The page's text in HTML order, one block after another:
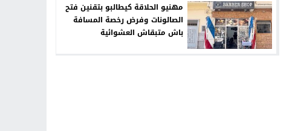
مهنيو الحلاقة كيطالبو بتقنين فتح
الصالونات وفرض رخصة المسافة
باش متبقاش العشوائية